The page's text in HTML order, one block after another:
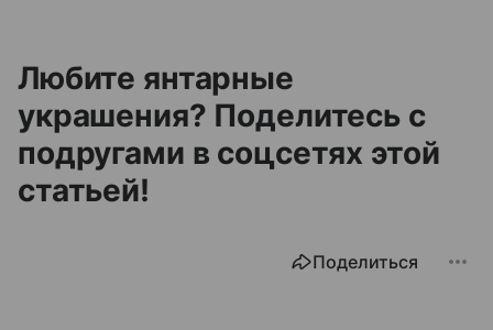
Любите янтарные
украшения? Поделитесь с
подругами в соцсетях этой
статьей!
Поделиться